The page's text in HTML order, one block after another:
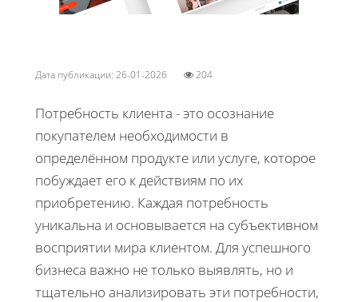
Дата публикации: 26-01-2026 204
Потребность клиента - это осознание
покупателем необходимости в
определённом продукте или услуге, которое
побуждает его к действиям по их
приобретению. Каждая потребность
уникальна и основывается на субъективном
восприятии мира клиентом. Для успешного
бизнеса важно не только выявлять, но и
тщательно анализировать эти потребности,